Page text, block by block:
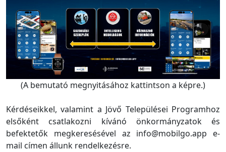
(A bemutató megnyitásához kattintson a képre.)
Kérdéseikkel, valamint a Jövő Települései Programhoz
elsőként csatlakozni kívánó önkormányzatok és
befektetők megkeresésével az info@mobilgo.app e-
mail címen állunk rendelkezésre.